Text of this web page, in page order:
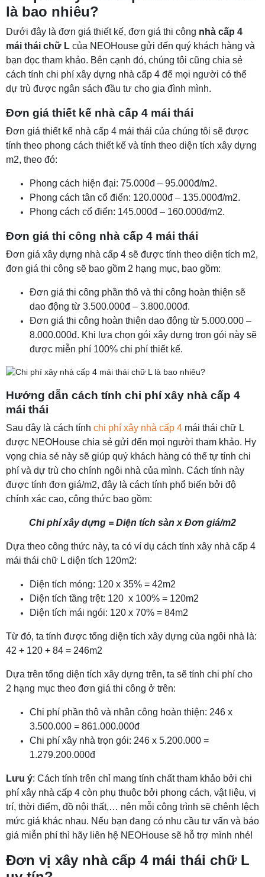
là bao nhiêu?
Dưới đây là đơn giá thiết kế, đơn giá thi công nhà cấp 4
mái thái chữ L của NEOHouse gửi đến quý khách hàng và
bạn đọc tham khảo. Bên cạnh đó, chúng tôi cũng chia sẻ
cách tính chi phí xây dựng nhà cấp 4 để mọi người có thể
dự trù được ngân sách đầu tư cho gia đình mình.
Đơn giá thiết kế nhà cấp 4 mái thái
Đơn giá thiết kế nhà cấp 4 mái thái của chúng tôi sẽ được
tính theo phong cách thiết kế và tính theo diện tích xây dựng
m2, theo đó:
Phong cách hiện đại: 75.000đ – 95.000đ/m2.
Phong cách tân cổ điển: 120.000đ – 135.000đ/m2.
Phong cách cổ điển: 145.000đ – 160.000đ/m2.
Đơn giá thi công nhà cấp 4 mái thái
Đơn giá xây dựng nhà cấp 4 sẽ được tính theo diện tích m2,
đơn giá thi công sẽ bao gồm 2 hạng mục, bao gồm:
Đơn giá thi công phần thô và thi công hoàn thiện sẽ
dao động từ 3.500.000đ – 3.800.000đ.
Đơn giá thi công hoàn thiện dao động từ 5.000.000 –
8.000.000đ. Khi lựa chọn gói xây dựng trọn gói này sẽ
được miễn phí 100% chi phí thiết kế.
Hướng dẫn cách tính chi phí xây nhà cấp 4
mái thái
Sau đây là cách tính chi phí xây nhà cấp 4 mái thái chữ L
được NEOHouse chia sẻ gửi đến mọi người tham khảo. Hy
vọng chia sẻ này sẽ giúp quý khách hàng có thể tự tính chi
phí và dự trù cho chính ngôi nhà của mình. Cách tính này
được tính đơn giá/m2, đây là cách tính phổ biến bởi độ
chính xác cao, công thức bao gồm:
Chi phí xây dựng = Diện tích sàn x Đơn giá/m2
Dựa theo công thức này, ta có ví dụ cách tính xây nhà cấp 4
mái thái chữ L diện tích 120m2:
Diện tích móng: 120 x 35% = 42m2
Diện tích tầng trệt: 120 x 100% = 120m2
Diện tích mái ngói: 120 x 70% = 84m2
Từ đó, ta tính được tổng diện tích xây dựng của ngôi nhà là:
42 + 120 + 84 = 246m2
Dựa trên tổng diện tích xây dựng trên, ta sẽ tính chi phí cho
2 hạng mục theo đơn giá thi công ở trên:
Chi phí phần thô và nhân công hoàn thiện: 246 x
3.500.000 = 861.000.000đ
Chi phí xây nhà trọn gói: 246 x 5.200.000 =
1.279.200.000đ
Lưu ý: Cách tính trên chỉ mang tính chất tham khảo bởi chi
phí xây nhà cấp 4 còn phụ thuộc bởi phong cách, vật liệu, vị
trí, thời điểm, đồ nội thất,… nên mỗi công trình sẽ chênh lệch
mức giá khác nhau. Nếu bạn đang có nhu cầu tư vấn và báo
giá miễn phí thì hãy liên hệ NEOHouse sẽ hỗ trợ mình nhé!
Đơn vị xây nhà cấp 4 mái thái chữ L